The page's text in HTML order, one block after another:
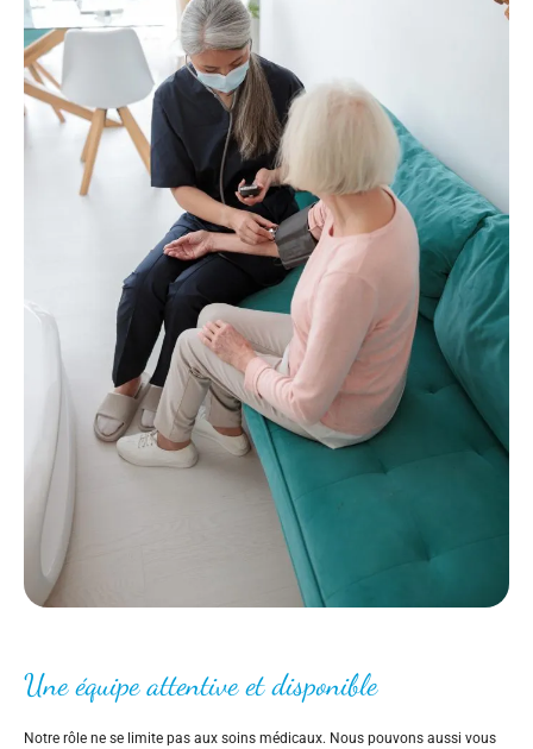
Une équipe attentive et disponible
Notre rôle ne se limite pas aux soins médicaux. Nous pouvons aussi vous